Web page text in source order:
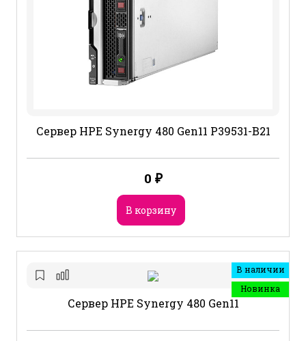
Сервер HPE Synergy 480 Gen11 P39531-B21
0 ₽
В корзину
В наличии
Новинка
Сервер HPE Synergy 480 Gen11